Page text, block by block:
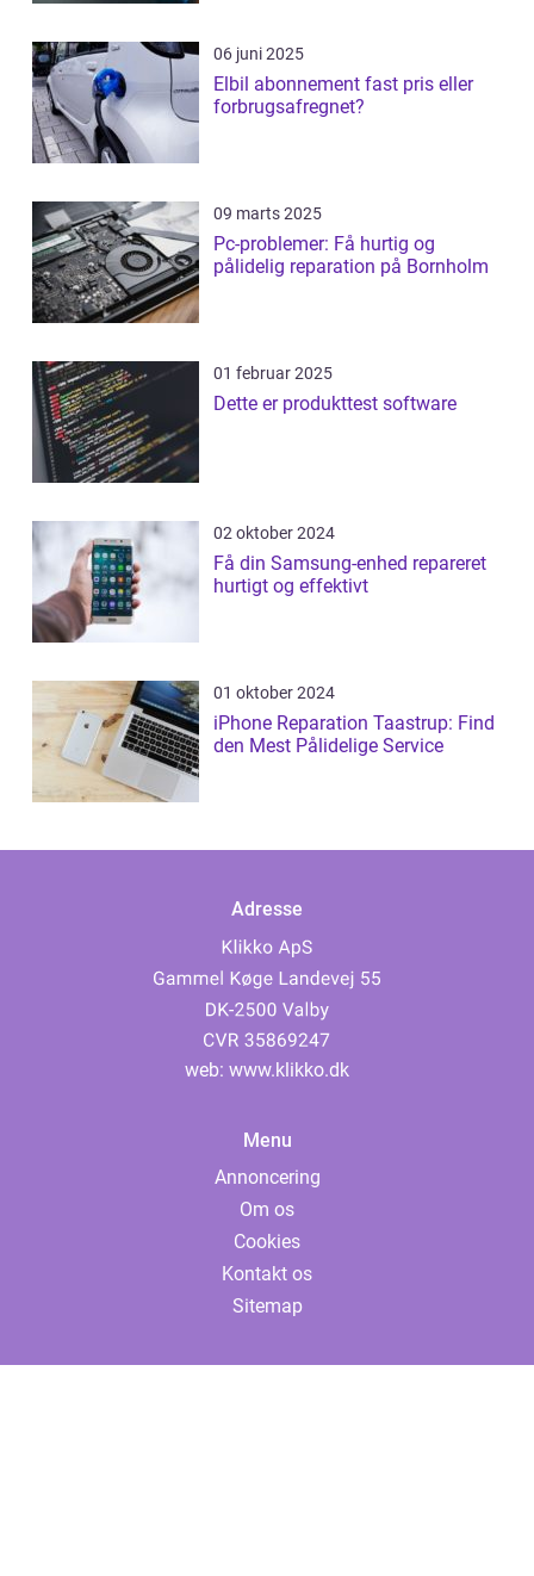
06 juni 2025
Elbil abonnement fast pris eller
forbrugsafregnet?
09 marts 2025
Pc-problemer: Få hurtig og
pålidelig reparation på Bornholm
01 februar 2025
Dette er produkttest software
02 oktober 2024
Få din Samsung-enhed repareret
hurtigt og effektivt
01 oktober 2024
iPhone Reparation Taastrup: Find
den Mest Pålidelige Service
Adresse
web: www.klikko.dk
Menu
Annoncering
Om os
Cookies
Kontakt os
Sitemap